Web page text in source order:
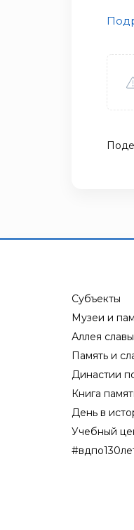
Субъекты
Музеи и
Аллея славы
Память и
Династии
Книга
День в
Учебный